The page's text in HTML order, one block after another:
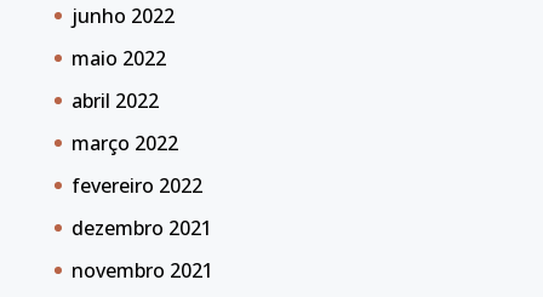
junho 2022
maio 2022
abril 2022
março 2022
fevereiro 2022
dezembro 2021
novembro 2021